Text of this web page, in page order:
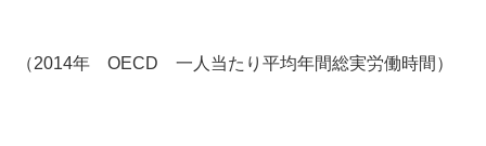
（2014年 OECD 一人当たり平均年間総実労働時間）